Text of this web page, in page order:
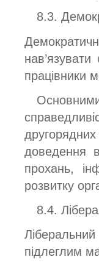
8.3.
працівники
доведення
прохань,
розвитку
8.4.
підлеглим